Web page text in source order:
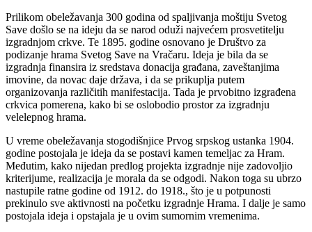
Prilikom obeležavanja 300 godina od spaljivanja moštiju Svetog
Save došlo se na ideju da se narod oduži najvećem prosvetitelju
izgradnjom crkve. Te 1895. godine osnovano je Društvo za
podizanje hrama Svetog Save na Vračaru. Ideja je bila da se
izgradnja finansira iz sredstava donacija građana, zaveštanjima
imovine, da novac daje država, i da se prikuplja putem
organizovanja različitih manifestacija. Tada je prvobitno izgrađena
crkvica pomerena, kako bi se oslobodio prostor za izgradnju
velelepnog hrama.
U vreme obeležavanja stogodišnjice Prvog srpskog ustanka 1904.
godine postojala je ideja da se postavi kamen temeljac za Hram.
Međutim, kako nijedan predlog projekta izgradnje nije zadovoljio
kriterijume, realizacija je morala da se odgodi. Nakon toga su ubrzo
nastupile ratne godine od 1912. do 1918., što je u potpunosti
prekinulo sve aktivnosti na početku izgradnje Hrama. I dalje je samo
postojala ideja i opstajala je u ovim sumornim vremenima.